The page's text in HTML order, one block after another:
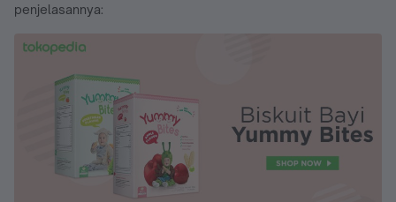
penjelasannya: